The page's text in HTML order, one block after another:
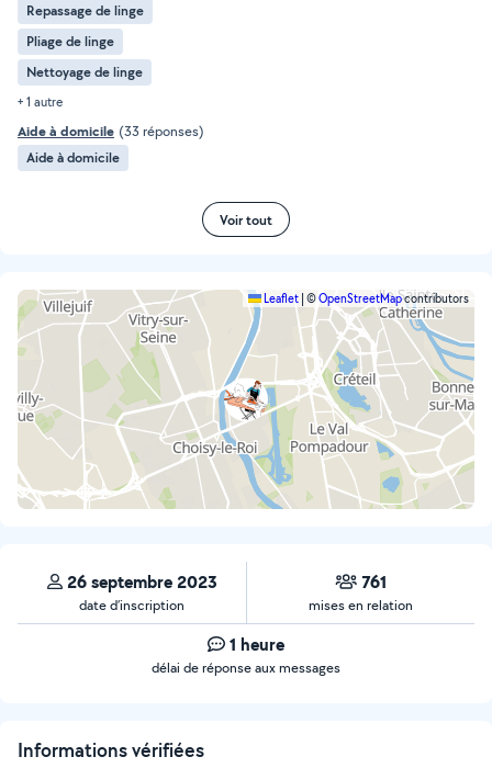
Repassage de linge
Pliage de linge
Nettoyage de linge
+ 1 autre
Aide à domicile (33 réponses)
Aide à domicile
Voir tout
Leaflet ©OpenStreetMapcontributors
26 septembre 2023
date d’inscription
761
mises en relation
1 heure
délai de réponse aux messages
Informations vérifiées